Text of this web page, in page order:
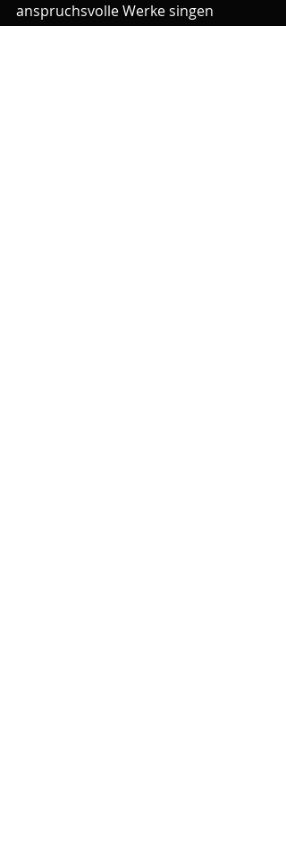
anspruchsvolle Werke singen
möchte, wandert Richtung Stadt ab.